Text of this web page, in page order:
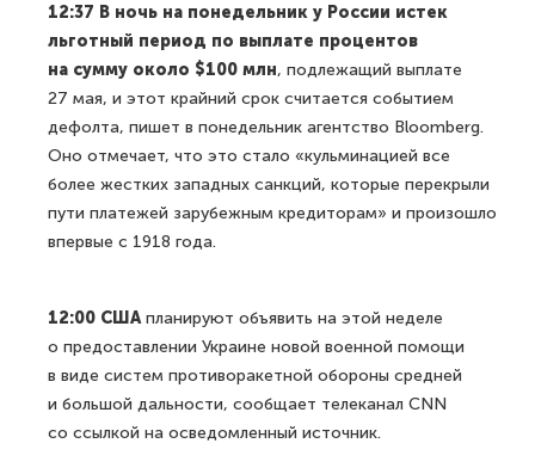
12:37 В ночь на понедельник у России истек
льготный период по выплате процентов
на сумму около $100 млн, подлежащий выплате
27 мая, и этот крайний срок считается событием
дефолта, пишет в понедельник агентство Bloomberg.
Оно отмечает, что это стало «кульминацией все
более жестких западных санкций, которые перекрыли
пути платежей зарубежным кредиторам» и произошло
впервые с 1918 года.
12:00 СШАпланируют объявить на этой неделе
о предоставлении Украине новой военной помощи
в виде систем противоракетной обороны средней
и большой дальности, сообщает телеканал CNN
со ссылкой на осведомленный источник.